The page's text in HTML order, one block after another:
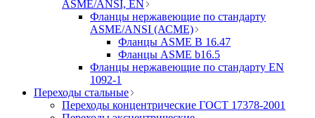
ASME/ANSI, EN
Фланцы нержавеющие по стандарту
ASME/ANSI (АСМЕ)
Фланцы ASME B 16.47
Фланцы ASME b16.5
Фланцы нержавеющие по стандарту EN
1092-1
Переходы стальные
Переходы концентрические ГОСТ 17378-2001